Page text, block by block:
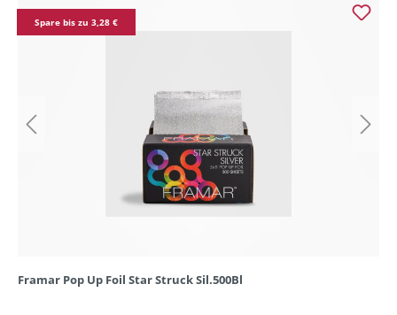
Spare bis zu 3,28 €
Framar Pop Up Foil Star Struck Sil.500Bl